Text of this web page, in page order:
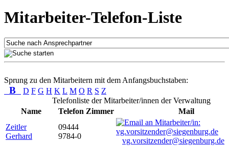
Mitarbeiter-Telefon-Liste
Sprung zu den Mitarbeitern mit dem Anfangsbuchstaben:
B D F G H K L M O R S Z
Telefonliste der Mitarbeiter/innen der Verwaltung
Name
Telefon Zimmer
Mail
Zeitler
Gerhard
09444
9784-0
vg.vorsitzender@siegenburg.de